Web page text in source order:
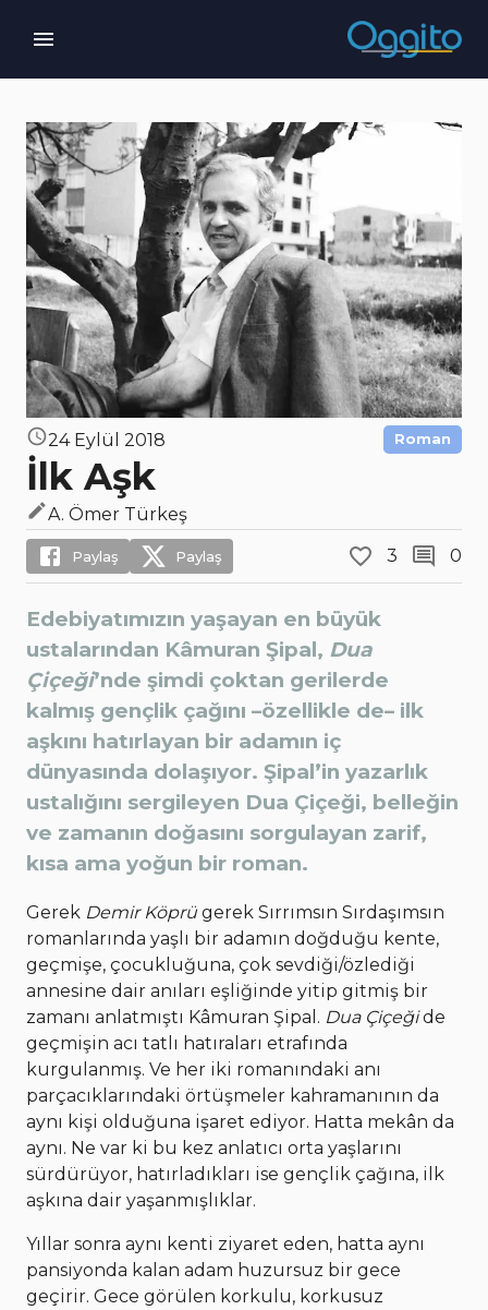
24 Eylül 2018 Roman
İlk Aşk
A. Ömer Türkeş
Paylaş Paylaş 3 0
Edebiyatımızın yaşayan en büyük
ustalarından Kâmuran Şipal, Dua
Çiçeği’nde şimdi çoktan gerilerde
kalmış gençlik çağını –özellikle de– ilk
aşkını hatırlayan bir adamın iç
dünyasında dolaşıyor. Şipal’in yazarlık
ustalığını sergileyen Dua Çiçeği, belleğin
ve zamanın doğasını sorgulayan zarif,
kısa ama yoğun bir roman.
Gerek Demir Köprü gerek Sırrımsın Sırdaşımsın
romanlarında yaşlı bir adamın doğduğu kente,
geçmişe, çocukluğuna, çok sevdiği/özlediği
annesine dair anıları eşliğinde yitip gitmiş bir
zamanı anlatmıştı Kâmuran Şipal. Dua Çiçeğide
geçmişin acı tatlı hatıraları etrafında
kurgulanmış. Ve her iki romanındaki anı
parçacıklarındaki örtüşmeler kahramanının da
aynı kişi olduğuna işaret ediyor. Hatta mekân da
aynı. Ne var ki bu kez anlatıcı orta yaşlarını
sürdürüyor, hatırladıkları ise gençlik çağına, ilk
aşkına dair yaşanmışlıklar.
Yıllar sonra aynı kenti ziyaret eden, hatta aynı
pansiyonda kalan adam huzursuz bir gece
geçirir. Gece görülen korkulu, korkusuz